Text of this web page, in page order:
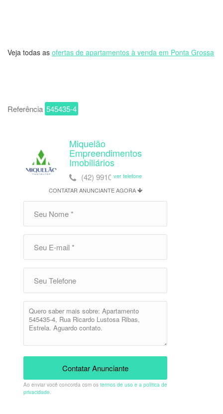
Veja todas as ofertas de apartamentos à venda em Ponta Grossa
Referência 545435-4
Miquelão
Empreendimentos
Imobiliários
(42) 99107-3001
ver telefone
CONTATAR ANUNCIANTE AGORA
Contatar Anunciante
Ao enviar você concorda com os termos de uso e a política de
privacidade.